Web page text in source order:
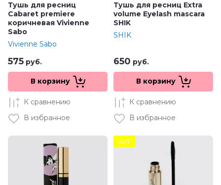
Тушь для ресниц
Cabaret premiere
коричневая Vivienne
Sabo
Vivienne Sabo
575 руб.
В корзину
К сравнению
В избранное
Тушь для ресниц Extra
volume Eyelash mascara
SHIK
SHIK
650 руб.
В корзину
К сравнению
В избранное
ХИТ